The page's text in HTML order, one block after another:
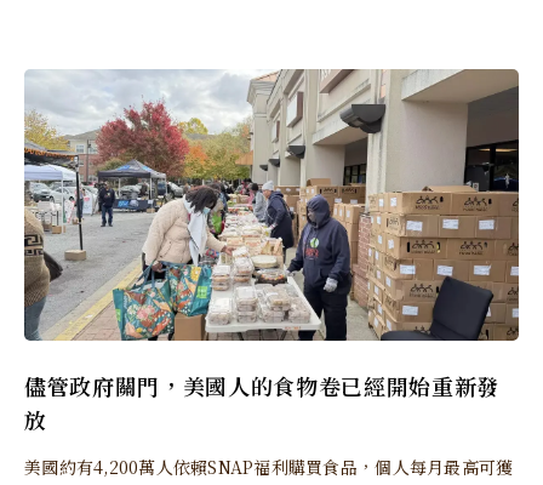
儘管政府關門，美國人的食物卷已經開始重新發
放
美國約有4,200萬人依賴SNAP福利購買食品，個人每月最高可獲